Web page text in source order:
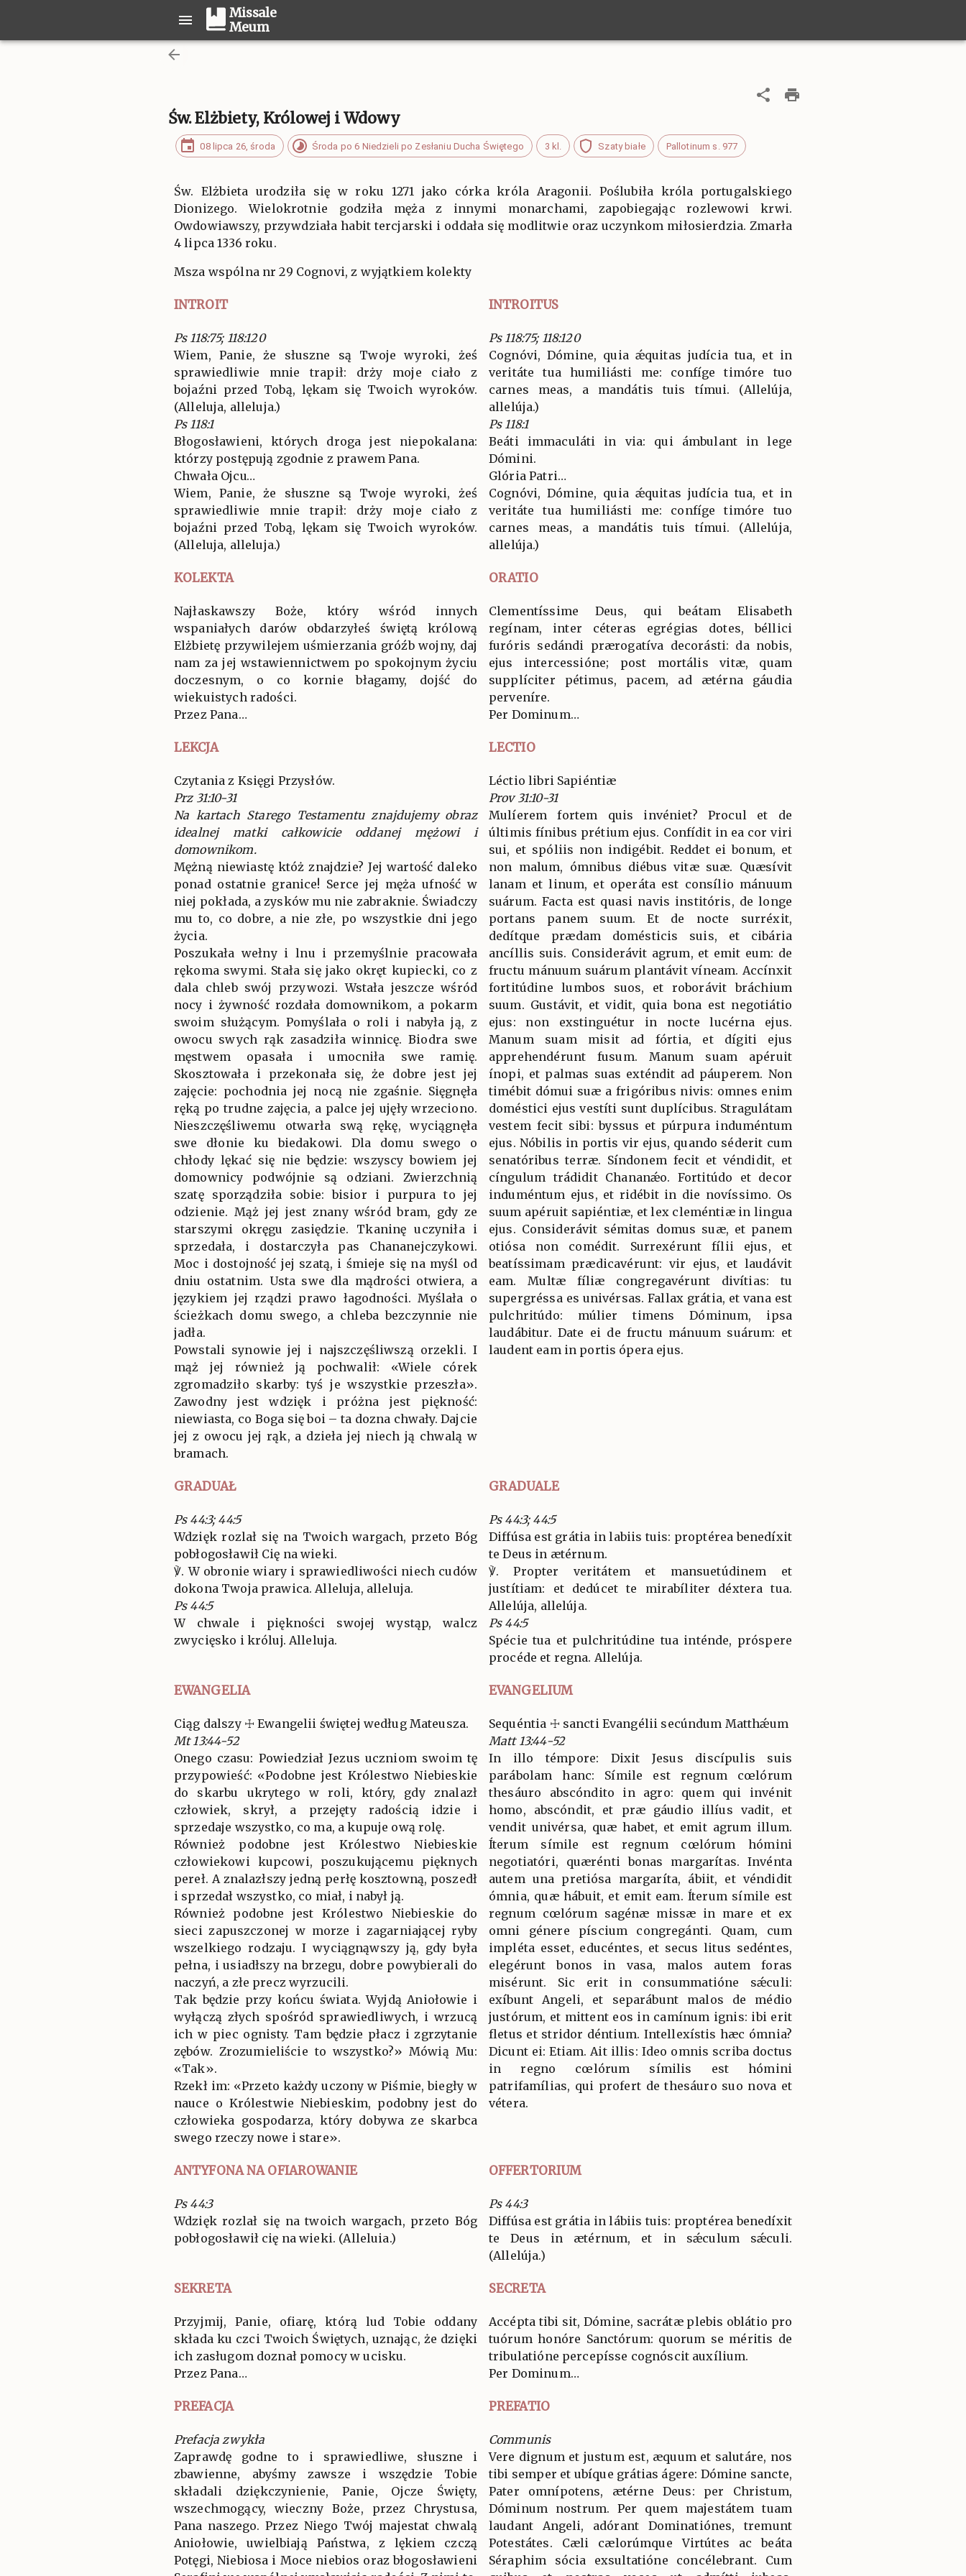
Missale
Meum
Św. Elżbiety, Królowej i Wdowy
08 lipca 26, środa Środa po 6 Niedzieli po Zesłaniu Ducha Świętego 3 kl. Szaty białe Pallotinum s. 977
Św. Elżbieta urodziła się w roku 1271 jako córka króla Aragonii. Poślubiła króla portugalskiego
Dionizego. Wielokrotnie godziła męża z innymi monarchami, zapobiegając rozlewowi krwi.
Owdowiawszy, przywdziała habit tercjarski i oddała się modlitwie oraz uczynkom miłosierdzia. Zmarła
4 lipca 1336 roku.
Msza wspólna nr 29 Cognovi, z wyjątkiem kolekty
INTROIT INTROITUS
Ps 118:75; 118:120
Wiem, Panie, że słuszne są Twoje wyroki, żeś
sprawiedliwie mnie trapił: drży moje ciało z
bojaźni przed Tobą, lękam się Twoich wyroków.
(Alleluja, alleluja.)
Ps 118:1
Błogosławieni, których droga jest niepokalana:
którzy postępują zgodnie z prawem Pana.
Chwała Ojcu…
Wiem, Panie, że słuszne są Twoje wyroki, żeś
sprawiedliwie mnie trapił: drży moje ciało z
bojaźni przed Tobą, lękam się Twoich wyroków.
(Alleluja, alleluja.)
Ps 118:75; 118:120
Cognóvi, Dómine, quia ǽquitas judícia tua, et in
veritáte tua humiliásti me: confíge timóre tuo
carnes meas, a mandátis tuis tímui. (Allelúja,
allelúja.)
Ps 118:1
Beáti immaculáti in via: qui ámbulant in lege
Dómini.
Glória Patri…
Cognóvi, Dómine, quia ǽquitas judícia tua, et in
veritáte tua humiliásti me: confíge timóre tuo
carnes meas, a mandátis tuis tímui. (Allelúja,
allelúja.)
KOLEKTA ORATIO
Najłaskawszy Boże, który wśród innych
wspaniałych darów obdarzyłeś świętą królową
Elżbietę przywilejem uśmierzania gróźb wojny, daj
nam za jej wstawiennictwem po spokojnym życiu
doczesnym, o co kornie błagamy, dojść do
wiekuistych radości.
Przez Pana…
Clementíssime Deus, qui beátam Elisabeth
regínam, inter céteras egrégias dotes, béllici
furóris sedándi prærogatíva decorásti: da nobis,
ejus intercessióne; post mortális vitæ, quam
supplíciter pétimus, pacem, ad ætérna gáudia
perveníre.
Per Dominum…
LEKCJA LECTIO
Czytania z Księgi Przysłów.
Prz 31:10-31
Na kartach Starego Testamentu znajdujemy obraz
idealnej matki całkowicie oddanej mężowi i
domownikom.
Mężną niewiastę któż znajdzie? Jej wartość daleko
ponad ostatnie granice! Serce jej męża ufność w
niej pokłada, a zysków mu nie zabraknie. Świadczy
mu to, co dobre, a nie złe, po wszystkie dni jego
życia.
Poszukała wełny i lnu i przemyślnie pracowała
rękoma swymi. Stała się jako okręt kupiecki, co z
dala chleb swój przywozi. Wstała jeszcze wśród
nocy i żywność rozdała domownikom, a pokarm
swoim służącym. Pomyślała o roli i nabyła ją, z
owocu swych rąk zasadziła winnicę. Biodra swe
męstwem opasała i umocniła swe ramię.
Skosztowała i przekonała się, że dobre jest jej
zajęcie: pochodnia jej nocą nie zgaśnie. Sięgnęła
ręką po trudne zajęcia, a palce jej ujęły wrzeciono.
Nieszczęśliwemu otwarła swą rękę, wyciągnęła
swe dłonie ku biedakowi. Dla domu swego o
chłody lękać się nie będzie: wszyscy bowiem jej
domownicy podwójnie są odziani. Zwierzchnią
szatę sporządziła sobie: bisior i purpura to jej
odzienie. Mąż jej jest znany wśród bram, gdy ze
starszymi okręgu zasiędzie. Tkaninę uczyniła i
sprzedała, i dostarczyła pas Chananejczykowi.
Moc i dostojność jej szatą, i śmieje się na myśl od
dniu ostatnim. Usta swe dla mądrości otwiera, a
językiem jej rządzi prawo łagodności. Myślała o
ścieżkach domu swego, a chleba bezczynnie nie
jadła.
Powstali synowie jej i najszczęśliwszą orzekli. I
mąż jej również ją pochwalił: «Wiele córek
zgromadziło skarby: tyś je wszystkie przeszła».
Zawodny jest wdzięk i próżna jest piękność:
niewiasta, co Boga się boi – ta dozna chwały. Dajcie
jej z owocu jej rąk, a dzieła jej niech ją chwalą w
bramach.
Léctio libri Sapiéntiæ
Prov 31:10-31
Mulíerem fortem quis invéniet? Procul et de
últimis fínibus prétium ejus. Confídit in ea cor viri
sui, et spóliis non indigébit. Reddet ei bonum, et
non malum, ómnibus diébus vitæ suæ. Quæsívit
lanam et linum, et operáta est consílio mánuum
suárum. Facta est quasi navis institóris, de longe
portans panem suum. Et de nocte surréxit,
dedítque prædam domésticis suis, et cibária
ancíllis suis. Considerávit agrum, et emit eum: de
fructu mánuum suárum plantávit víneam. Accínxit
fortitúdine lumbos suos, et roborávit bráchium
suum. Gustávit, et vidit, quia bona est negotiátio
ejus: non exstinguétur in nocte lucérna ejus.
Manum suam misit ad fórtia, et dígiti ejus
apprehendérunt fusum. Manum suam apéruit
ínopi, et palmas suas exténdit ad páuperem. Non
timébit dómui suæ a frigóribus nivis: omnes enim
doméstici ejus vestíti sunt duplícibus. Stragulátam
vestem fecit sibi: byssus et púrpura induméntum
ejus. Nóbilis in portis vir ejus, quando séderit cum
senatóribus terræ. Síndonem fecit et véndidit, et
cíngulum trádidit Chananǽo. Fortitúdo et decor
induméntum ejus, et ridébit in die novíssimo. Os
suum apéruit sapiéntiæ, et lex cleméntiæ in lingua
ejus. Considerávit sémitas domus suæ, et panem
otiósa non comédit. Surrexérunt fílii ejus, et
beatíssimam prædicavérunt: vir ejus, et laudávit
eam. Multæ fíliæ congregavérunt divítias: tu
supergréssa es univérsas. Fallax grátia, et vana est
pulchritúdo: múlier timens Dóminum, ipsa
laudábitur. Date ei de fructu mánuum suárum: et
laudent eam in portis ópera ejus.
GRADUAŁ GRADUALE
Ps 44:3; 44:5
Wdzięk rozlał się na Twoich wargach, przeto Bóg
pobłogosławił Cię na wieki.
℣. W obronie wiary i sprawiedliwości niech cudów
dokona Twoja prawica. Alleluja, alleluja.
Ps 44:5
W chwale i piękności swojej wystąp, walcz
zwycięsko i króluj. Alleluja.
Ps 44:3; 44:5
Diffúsa est grátia in labiis tuis: proptérea benedíxit
te Deus in ætérnum.
℣. Propter veritátem et mansuetúdinem et
justítiam: et dedúcet te mirabíliter déxtera tua.
Allelúja, allelúja.
Ps 44:5
Spécie tua et pulchritúdine tua inténde, próspere
procéde et regna. Allelúja.
EWANGELIA EVANGELIUM
Ciąg dalszy ☩ Ewangelii świętej według Mateusza.
Mt 13:44-52
Onego czasu: Powiedział Jezus uczniom swoim tę
przypowieść: «Podobne jest Królestwo Niebieskie
do skarbu ukrytego w roli, który, gdy znalazł
człowiek, skrył, a przejęty radością idzie i
sprzedaje wszystko, co ma, a kupuje ową rolę.
Również podobne jest Królestwo Niebieskie
człowiekowi kupcowi, poszukującemu pięknych
pereł. A znalazłszy jedną perłę kosztowną, poszedł
i sprzedał wszystko, co miał, i nabył ją.
Również podobne jest Królestwo Niebieskie do
sieci zapuszczonej w morze i zagarniającej ryby
wszelkiego rodzaju. I wyciągnąwszy ją, gdy była
pełna, i usiadłszy na brzegu, dobre powybierali do
naczyń, a złe precz wyrzucili.
Tak będzie przy końcu świata. Wyjdą Aniołowie i
wyłączą złych spośród sprawiedliwych, i wrzucą
ich w piec ognisty. Tam będzie płacz i zgrzytanie
zębów. Zrozumieliście to wszystko?» Mówią Mu:
«Tak».
Rzekł im: «Przeto każdy uczony w Piśmie, biegły w
nauce o Królestwie Niebieskim, podobny jest do
człowieka gospodarza, który dobywa ze skarbca
swego rzeczy nowe i stare».
Sequéntia ☩ sancti Evangélii secúndum Matthǽum
Matt 13:44-52
In illo témpore: Dixit Jesus discípulis suis
parábolam hanc: Símile est regnum cœlórum
thesáuro abscóndito in agro: quem qui invénit
homo, abscóndit, et præ gáudio illíus vadit, et
vendit univérsa, quæ habet, et emit agrum illum.
Íterum símile est regnum cœlórum hómini
negotiatóri, quærénti bonas margarítas. Invénta
autem una pretiósa margaríta, ábiit, et véndidit
ómnia, quæ hábuit, et emit eam. Íterum símile est
regnum cœlórum sagénæ missæ in mare et ex
omni génere píscium congregánti. Quam, cum
impléta esset, educéntes, et secus litus sedéntes,
elegérunt bonos in vasa, malos autem foras
misérunt. Sic erit in consummatióne sǽculi:
exíbunt Angeli, et separábunt malos de médio
justórum, et mittent eos in camínum ignis: ibi erit
fletus et stridor déntium. Intellexístis hæc ómnia?
Dicunt ei: Etiam. Ait illis: Ideo omnis scriba doctus
in regno cœlórum símilis est hómini
patrifamílias, qui profert de thesáuro suo nova et
vétera.
ANTYFONA NA OFIAROWANIE OFFERTORIUM
Ps 44:3
Wdzięk rozlał się na twoich wargach, przeto Bóg
pobłogosławił cię na wieki. (Alleluia.)
Ps 44:3
Diffúsa est grátia in lábiis tuis: proptérea benedíxit
te Deus in ætérnum, et in sǽculum sǽculi.
(Allelúja.)
SEKRETA SECRETA
Przyjmij, Panie, ofiarę, którą lud Tobie oddany
składa ku czci Twoich Świętych, uznając, że dzięki
ich zasługom doznał pomocy w ucisku.
Przez Pana…
Accépta tibi sit, Dómine, sacrátæ plebis oblátio pro
tuórum honóre Sanctórum: quorum se méritis de
tribulatióne percepísse cognóscit auxílium.
Per Dominum…
PREFACJA PREFATIO
Prefacja zwykła
Zaprawdę godne to i sprawiedliwe, słuszne i
zbawienne, abyśmy zawsze i wszędzie Tobie
składali dziękczynienie, Panie, Ojcze Święty,
wszechmogący, wieczny Boże, przez Chrystusa,
Pana naszego. Przez Niego Twój majestat chwalą
Aniołowie, uwielbiają Państwa, z lękiem czczą
Potęgi, Niebiosa i Moce niebios oraz błogosławieni
Communis
Vere dignum et justum est, æquum et salutáre, nos
tibi semper et ubíque grátias ágere: Dómine sancte,
Pater omnípotens, ætérne Deus: per Christum,
Dóminum nostrum. Per quem majestátem tuam
laudant Angeli, adórant Dominatiónes, tremunt
Potestátes. Cæli cælorúmque Virtútes ac beáta
Séraphim sócia exsultatióne concélebrant. Cum